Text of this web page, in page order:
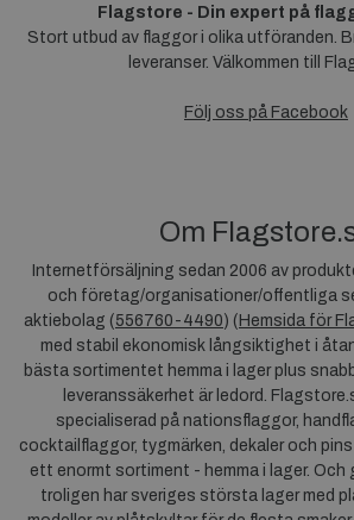
Flagstore - Din expert på
Stort utbud av flaggor i olika utföranden.
leveranser. Välkommen till
Följ oss på Facebook
Om
Internetförsäljning sedan 2006 av
och företag/organisationer/offentliga
aktiebolag (556760-4490) ( Hemsida för
med stabil ekonomisk långsiktighet i
bästa sortimentet hemma i lager plus
leveranssäkerhet är ledord.
specialiserad på nationsflaggor,
cocktailflaggor, tygmärken, dekaler och
ett enormt sortiment - hemma i lager. Och
troligen har sveriges största lager med